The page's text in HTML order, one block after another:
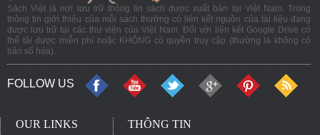
Sách Việt là nơi lưu trữ thông tin sách được xuất bản tại Việt Nam. Trong
thông tin giới thiệu của mỗi sách thường có liên kết nguồn của tài liệu đang
được lưu trữ tại các thư viện của Việt Nam. Đối với liên kết Google Drive có
thể tải được miễn phí hoặc KHÔNG có quyền truy cập (thường là không có
bản số hóa).
FOLLOW US
OUR LINKS THÔNG TIN